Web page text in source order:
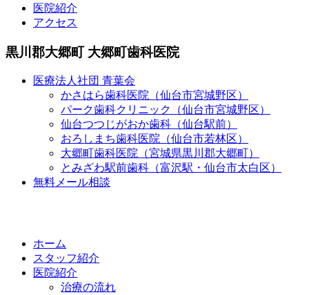
医院紹介
アクセス
黒川郡大郷町 大郷町歯科医院
医療法人社団 青葉会
かさはら歯科医院（仙台市宮城野区）
パーク歯科クリニック（仙台市宮城野区）
仙台つつじがおか歯科（仙台駅前）
おろしまち歯科医院（仙台市若林区）
大郷町歯科医院（宮城県黒川郡大郷町）
とみざわ駅前歯科（富沢駅・仙台市太白区）
無料メール相談
ホーム
スタッフ紹介
医院紹介
治療の流れ